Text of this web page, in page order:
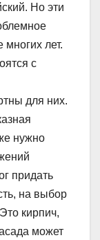
Но эти
лет.
с
для них.
нужно
придать
на выбор
кирпич,
может